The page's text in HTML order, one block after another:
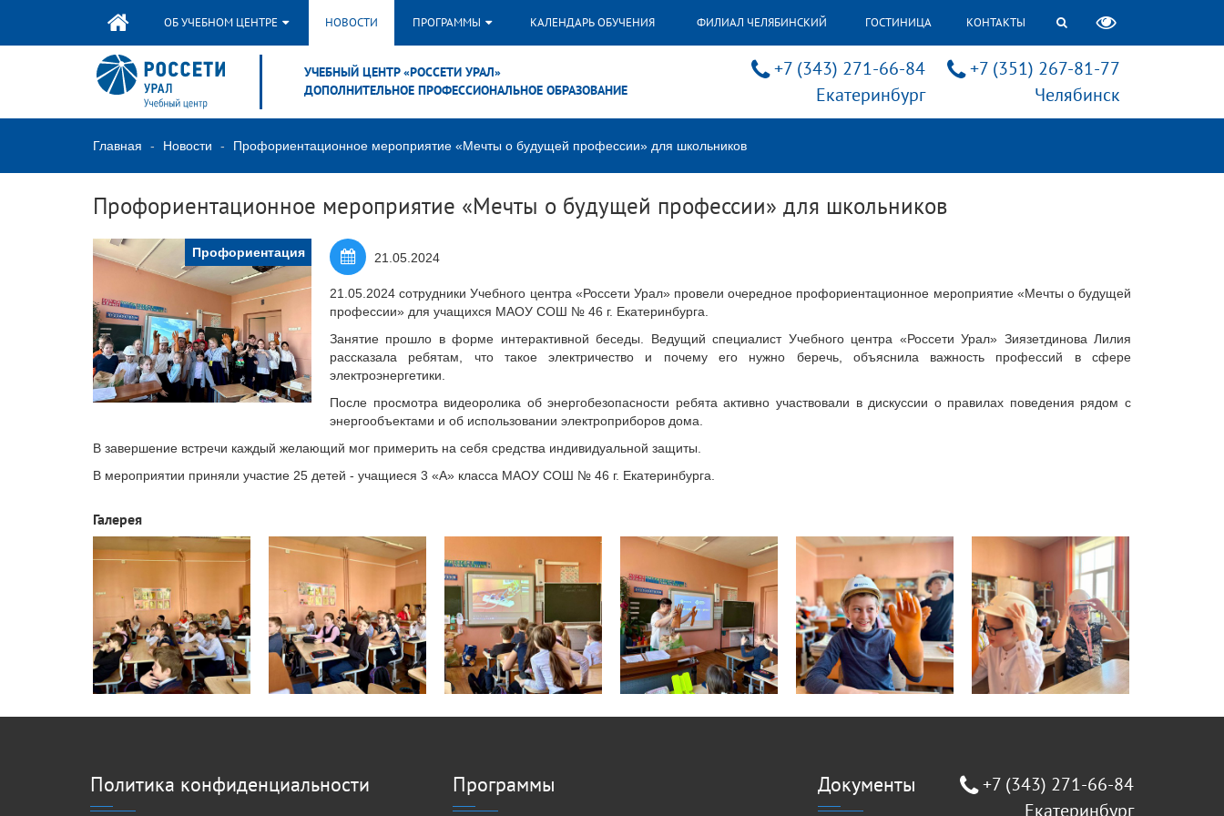
ОБ УЧЕБНОМ ЦЕНТРЕ НОВОСТИ ПРОГРАММЫ КАЛЕНДАРЬ ОБУЧЕНИЯ ФИЛИАЛ ЧЕЛЯБИНСКИЙ ГОСТИНИЦА КОНТАКТЫ
УЧЕБНЫЙ ЦЕНТР «РОССЕТИ УРАЛ»
ДОПОЛНИТЕЛЬНОЕ ПРОФЕССИОНАЛЬНОЕ ОБРАЗОВАНИЕ
+7 (343) 271-66-84
Екатеринбург
+7 (351) 267-81-77
Челябинск
Главная Новости Профориентационное мероприятие «Мечты о будущей профессии» для школьников
Профориентационное мероприятие «Мечты о будущей профессии» для школьников
Профориентация 21.05.2024
21.05.2024 сотрудники Учебного центра «Россети Урал» провели очередное профориентационное мероприятие «Мечты о будущей
профессии» для учащихся МАОУ СОШ № 46 г. Екатеринбурга.
Занятие прошло в форме интерактивной беседы. Ведущий специалист Учебного центра «Россети Урал» Зиязетдинова Лилия
рассказала ребятам, что такое электричество и почему его нужно беречь, объяснила важность профессий в сфере
электроэнергетики.
После просмотра видеоролика об энергобезопасности ребята активно участвовали в дискуссии о правилах поведения рядом с
энергообъектами и об использовании электроприборов дома.
В завершение встречи каждый желающий мог примерить на себя средства индивидуальной защиты.
В мероприятии приняли участие 25 детей - учащиеся 3 «А» класса МАОУ СОШ № 46 г. Екатеринбурга.
Галерея
Политика конфиденциальности Программы Документы
+7 (343) 271-66-84
Екатеринбург